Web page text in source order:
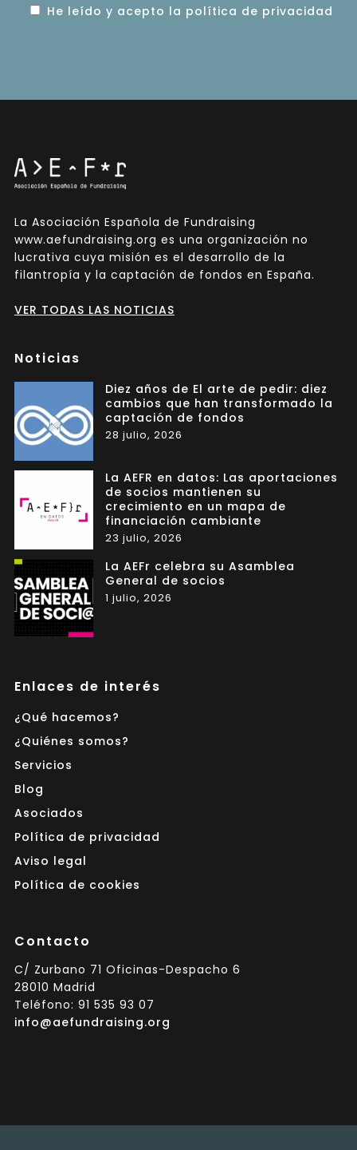
He leído y acepto la política de privacidad
La Asociación Española de Fundraising
www.aefundraising.org es una organización no
lucrativa cuya misión es el desarrollo de la
filantropía y la captación de fondos en España.
VER TODAS LAS NOTICIAS
Noticias
Diez años de El arte de pedir: diez
cambios que han transformado la
captación de fondos
28 julio, 2026
La AEFR en datos: Las aportaciones
de socios mantienen su
crecimiento en un mapa de
financiación cambiante
23 julio, 2026
La AEFr celebra su Asamblea
General de socios
1 julio, 2026
Enlaces de interés
¿Qué hacemos?
¿Quiénes somos?
Servicios
Blog
Asociados
Política de privacidad
Aviso legal
Política de cookies
Contacto
C/ Zurbano 71 Oficinas-Despacho 6
28010 Madrid
Teléfono: 91 535 93 07
info@aefundraising.org